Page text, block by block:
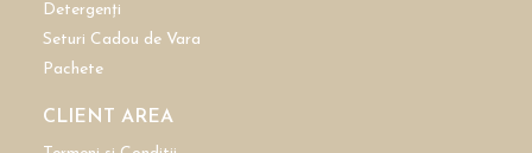
Detergenți
Seturi Cadou de Vara
Pachete
CLIENT AREA